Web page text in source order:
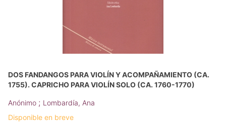
DOS FANDANGOS PARA VIOLÍN Y ACOMPAÑAMIENTO (CA.
1755). CAPRICHO PARA VIOLÍN SOLO (CA. 1760-1770)
Anónimo ; Lombardía, Ana
Disponible en breve